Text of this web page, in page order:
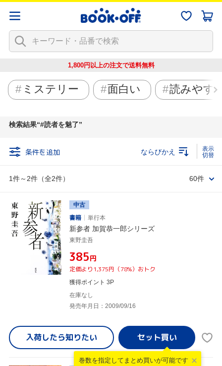
1,800円以上の注文で送料無料
ミステリー 面白い 読みやす
検索結果 #読者を魅了
条件を追加
1件～2件（全2件）
ならびかえ
60件
中古
書籍
単行本
新参者 加賀恭一郎シリーズ
東野圭吾
¥385円
定価より1,375円（78%）おトク
獲得ポイント 3P
在庫なし
発売年月日：2009/09/16
入荷したら知りたい
巻数を指定して まとめ買いが可能です